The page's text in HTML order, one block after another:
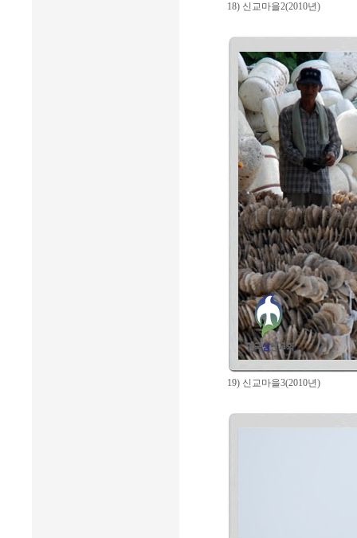
18) 신교마을2(2010년)
19) 신교마을3(2010년)